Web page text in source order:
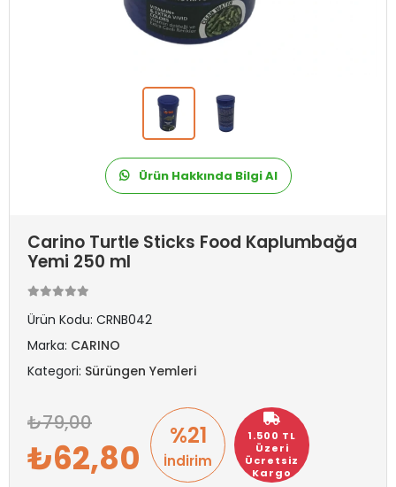
Ürün Hakkında Bilgi Al
Carino Turtle Sticks Food Kaplumbağa
Yemi 250 ml
Ürün Kodu: CRNB042
Marka: CARINO
Kategori: Sürüngen Yemleri
1.500 TL
Üzeri
Ücretsiz
Kargo
%21
İndirim
79,00
62,80